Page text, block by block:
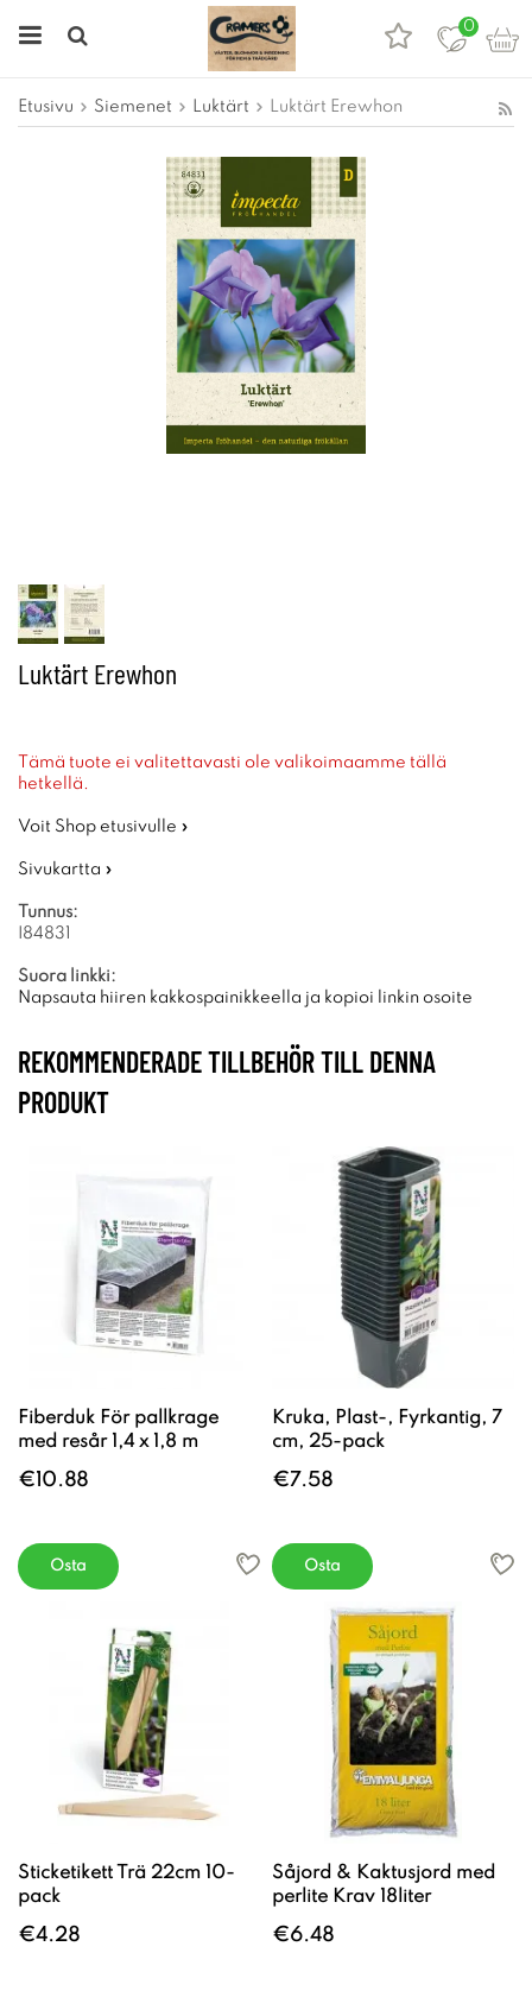
0
Etusivu Siemenet Luktärt Luktärt Erewhon
Luktärt Erewhon
Tämä tuote ei valitettavasti ole valikoimaamme tällä
hetkellä.
Voit Shop etusivulle »
Sivukartta »
Tunnus:
I84831
Suora linkki:
Napsauta hiiren kakkospainikkeella ja kopioi linkin osoite
REKOMMENDERADE TILLBEHÖR TILL DENNA
PRODUKT
Fiberduk För pallkrage
med resår 1,4 x 1,8 m
€10.88
Osta
Kruka, Plast-, Fyrkantig, 7
cm, 25-pack
€7.58
Osta
Sticketikett Trä 22cm 10-
pack
€4.28
Såjord & Kaktusjord med
perlite Krav 18liter
€6.48